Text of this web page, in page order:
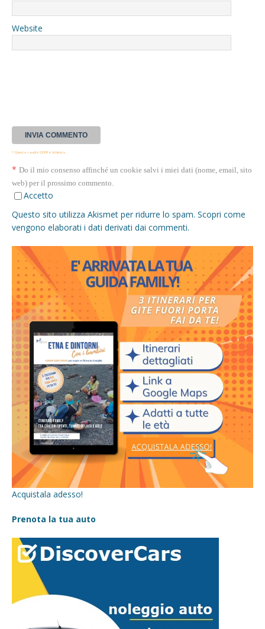
Website
* Questa casella GDPR è richiesta
* Do il mio consenso affinché un cookie salvi i miei dati (nome, email, sito
web) per il prossimo commento.
Accetto
Questo sito utilizza Akismet per ridurre lo spam. Scopri come
vengono elaborati i dati derivati dai commenti.
Acquistala adesso!
Prenota la tua auto